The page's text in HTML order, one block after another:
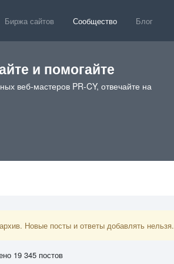
Биржа сайтов Сообщество Блог
и помогайте
веб-мастеров PR-CY, отвечайте на
Новые посты и ответы добавлять нельзя.
19 345 постов